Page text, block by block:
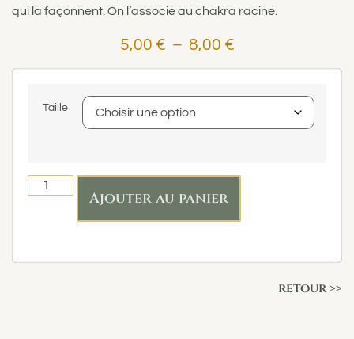
qui la façonnent. On l’associe au chakra racine.
5,00 € – 8,00 €
Taille
Ajouter au panier
retour >>